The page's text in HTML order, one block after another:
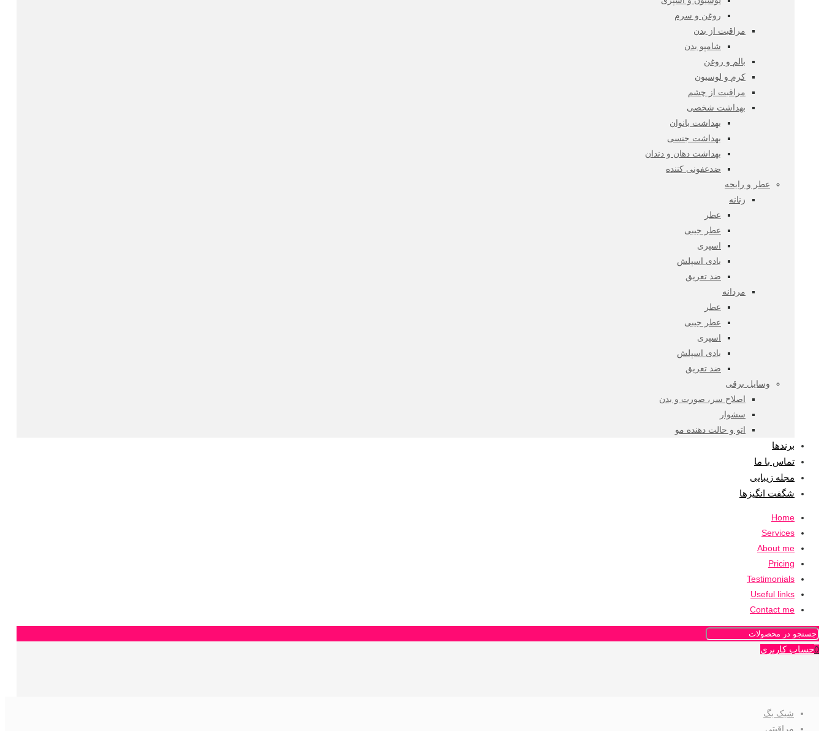
روغن و سرم
مراقبت از بدن
شامپو بدن
بالم و روغن
کرم و لوسیون
مراقبت از چشم
بهداشت شخصی
بهداشت بانوان
بهداشت جنسی
بهداشت دهان و دندان
ضدعفونی کننده
عطر و رایحه
زنانه
عطر
عطر جیبی
اسپری
بادی اسپلش
ضد تعریق
مردانه
عطر
عطر جیبی
اسپری
بادی اسپلش
ضد تعریق
وسایل برقی
اصلاح سر، صورت و بدن
سشوار
اتو و حالت دهنده مو
برندها
تماس با ما
مجله زیبایی
شگفت انگیزها
Home
Services
About me
Pricing
Testimonials
Useful links
Contact me
0حساب کاربری
شیک بگ
مراقبتی